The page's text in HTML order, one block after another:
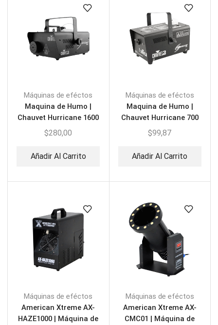
Máquinas de eféctos
Maquina de Humo |
Chauvet Hurricane 1600
$280,00
Añadir Al Carrito
Máquinas de eféctos
Maquina de Humo |
Chauvet Hurricane 700
$99,87
Añadir Al Carrito
Máquinas de eféctos
American Xtreme AX-
HAZE1000 | Máquina de
Máquinas de eféctos
American Xtreme AX-
CMC01 | Máquina de